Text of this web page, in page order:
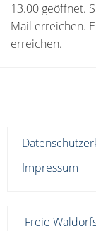
13.00 geöffnet.
Mail erreichen.
erreichen.
Impressum
Freie